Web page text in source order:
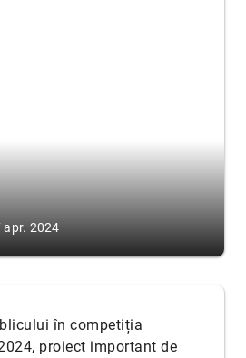
apr. 2024
în competiția
proiect important de